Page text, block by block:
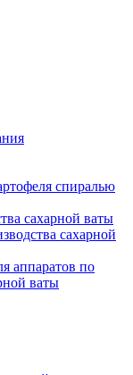
спиралью
сахарной ваты
сахарной
аппаратов по
ваты